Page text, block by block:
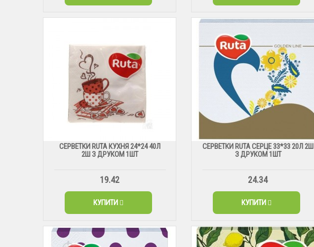
СЕРВЕТКИ RUTA КУХНЯ 24*24 40Л
2Ш З ДРУКОМ 1ШТ
19.42
КУПИТИ
СЕРВЕТКИ RUTA СЕРЦЕ 33*33 20Л 2Ш
З ДРУКОМ 1ШТ
24.34
КУПИТИ